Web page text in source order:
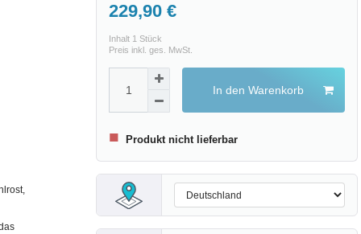
229,90 €
Inhalt 1Stück
Preis inkl. ges. MwSt.
In den Warenkorb
■ Produkt nicht lieferbar